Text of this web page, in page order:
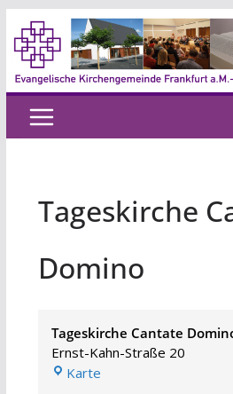
Zum
Inhalt
springen
Tageskirche
Domino
Tageskirche Cantate
Ernst-Kahn-Straße 20
KarteTageskirche